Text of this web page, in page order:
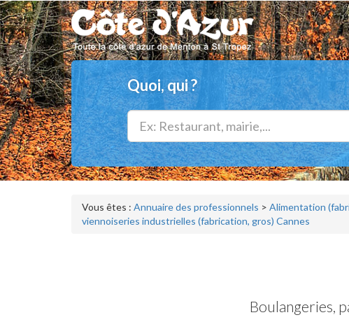
Quoi, qui ?
Vous êtes : Annuaire des professionnels > Alimentation
viennoiseries industrielles (fabrication, gros) Cannes
Boulangeries,